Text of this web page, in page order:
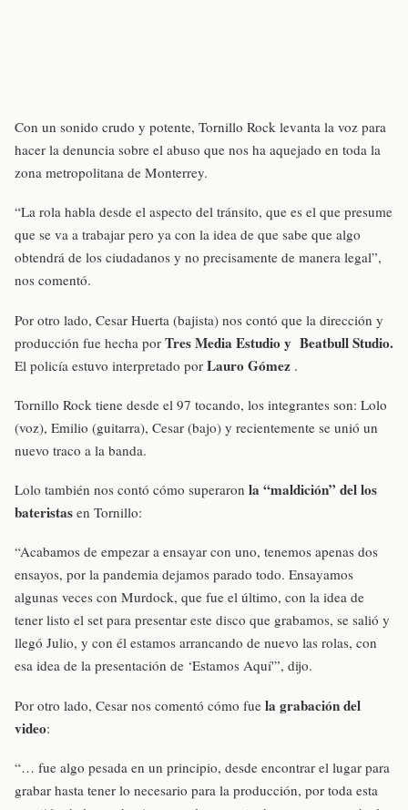
Con un sonido crudo y potente, Tornillo Rock levanta la voz para
hacer la denuncia sobre el abuso que nos ha aquejado en toda la
zona metropolitana de Monterrey.
“La rola habla desde el aspecto del tránsito, que es el que presume
que se va a trabajar pero ya con la idea de que sabe que algo
obtendrá de los ciudadanos y no precisamente de manera legal”,
nos comentó.
Por otro lado, Cesar Huerta (bajista) nos contó que la dirección y
producción fue hecha por Tres Media Estudio y Beatbull Studio.
El policía estuvo interpretado por Lauro Gómez .
Tornillo Rock tiene desde el 97 tocando, los integrantes son: Lolo
(voz), Emilio (guitarra), Cesar (bajo) y recientemente se unió un
nuevo traco a la banda.
Lolo también nos contó cómo superaron la “maldición” del los
bateristas en Tornillo:
“Acabamos de empezar a ensayar con uno, tenemos apenas dos
ensayos, por la pandemia dejamos parado todo. Ensayamos
algunas veces con Murdock, que fue el último, con la idea de
tener listo el set para presentar este disco que grabamos, se salió y
llegó Julio, y con él estamos arrancando de nuevo las rolas, con
esa idea de la presentación de ‘Estamos Aquí'”, dijo.
Por otro lado, Cesar nos comentó cómo fue la grabación del
video:
“… fue algo pesada en un principio, desde encontrar el lugar para
grabar hasta tener lo necesario para la producción, por toda esta